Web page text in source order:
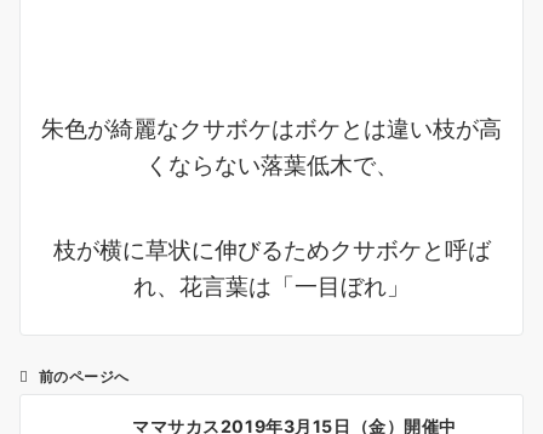
朱色が綺麗なクサボケはボケとは違い枝が高
くならない落葉低木で、
枝が横に草状に伸びるためクサボケと呼ば
れ、花言葉は「一目ぼれ」
前のページへ
ママサカス2019年3月15日（金）開催中